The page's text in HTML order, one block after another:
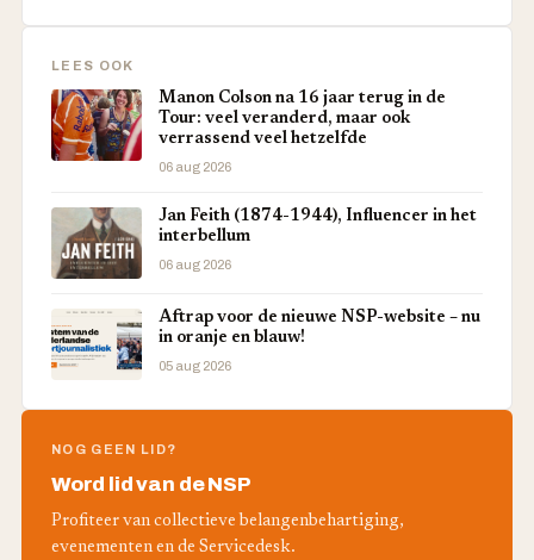
LEES OOK
Manon Colson na 16 jaar terug in de
Tour: veel veranderd, maar ook
verrassend veel hetzelfde
06 aug 2026
Jan Feith (1874-1944), Influencer in het
interbellum
06 aug 2026
Aftrap voor de nieuwe NSP-website – nu
in oranje en blauw!
05 aug 2026
NOG GEEN LID?
Word lid van de NSP
Profiteer van collectieve belangenbehartiging,
evenementen en de Servicedesk.